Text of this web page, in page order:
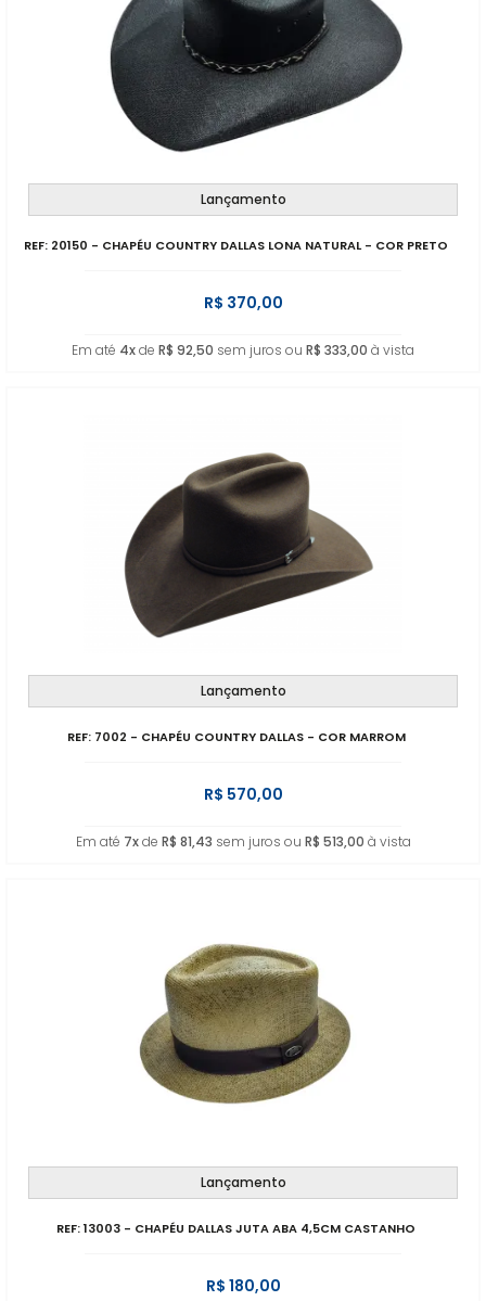
Lançamento
REF: 20150 - CHAPÉU COUNTRY DALLAS LONA NATURAL - COR PRETO
R$ 370,00
Em até 4xde R$ 92,50 sem juros ou R$ 333,00 à vista
Lançamento
REF: 7002 - CHAPÉU COUNTRY DALLAS - COR MARROM
R$ 570,00
Em até 7xde R$ 81,43 sem juros ou R$ 513,00 à vista
Lançamento
REF: 13003 - CHAPÉU DALLAS JUTA ABA 4,5CM CASTANHO
R$ 180,00